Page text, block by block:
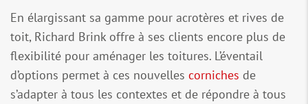
En élargissant sa gamme pour acrotères et rives de
toit, Richard Brink offre à ses clients encore plus de
flexibilité pour aménager les toitures. L’éventail
d’options permet à ces nouvelles corniches de
s’adapter à tous les contextes et de répondre à tous